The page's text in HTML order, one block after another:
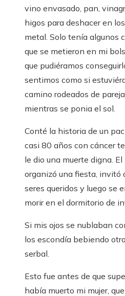
vino envasado, pan,
higos para deshacer en
metal. Solo tenía algunos
que se metieron en mi
que pudiéramos
sentimos como si
camino rodeados de
mientras se ponia el sol.
Conté la historia de un
casi 80 años con cáncer
le dio una muerte digna.
organizó una fiesta, invitó
seres queridos y luego se
morir en el dormitorio de
Si mis ojos se nublaban
los escondía bebiendo
serbal.
Esto fue antes de que
había muerto mi mujer,